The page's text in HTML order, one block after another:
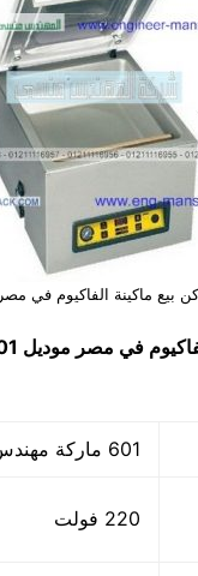
بيع ماكينة الفاكيوم في مصر
في مصر
601 ماركة مهندس منسي
220 فولت